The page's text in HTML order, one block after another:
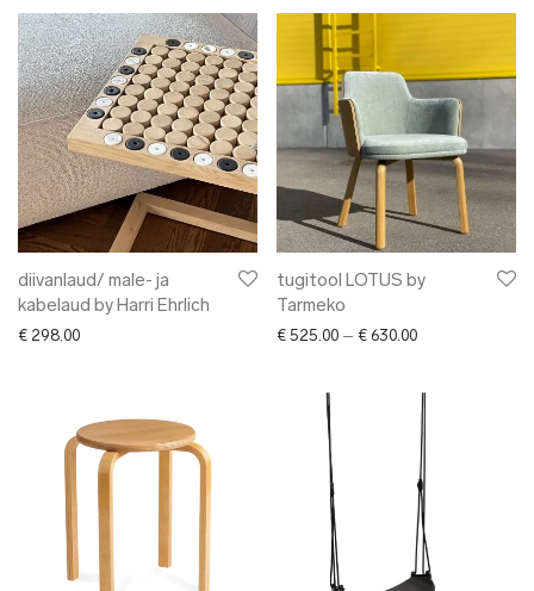
diivanlaud/ male- ja
kabelaud by Harri Ehrlich
€ 298.00
tugitool LOTUS by
Tarmeko
€ 525.00 – € 630.00Price range: €